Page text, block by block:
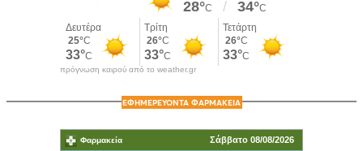
πρόγνωση καιρού από το weather.gr
ΕΦΗΜΕΡΕΥΟΝΤΑ ΦΑΡΜΑΚΕΙΑ